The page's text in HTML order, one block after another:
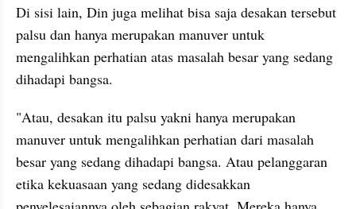
Di sisi lain, Din juga melihat bisa saja desakan tersebut
palsu dan hanya merupakan manuver untuk
mengalihkan perhatian atas masalah besar yang sedang
dihadapi bangsa.
"Atau, desakan itu palsu yakni hanya merupakan
manuver untuk mengalihkan perhatian dari masalah
besar yang sedang dihadapi bangsa. Atau pelanggaran
etika kekuasaan yang sedang didesakkan